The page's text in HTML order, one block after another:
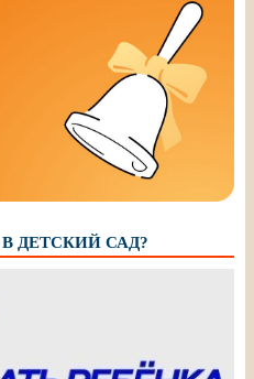
ДЕТСКИЙ САД?